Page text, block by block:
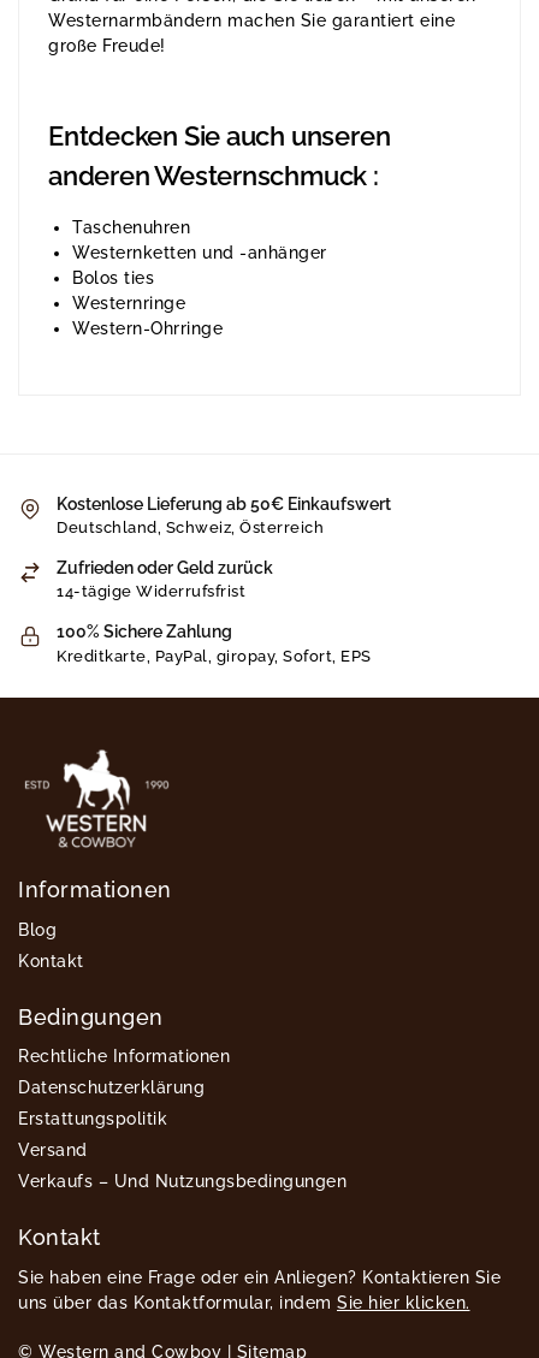
Westernarmbändern machen Sie garantiert eine
große Freude!
Entdecken Sie auch unseren
anderen Westernschmuck :
Taschenuhren
Westernketten und -anhänger
Bolos ties
Westernringe
Western-Ohrringe
Kostenlose Lieferung ab 50€ Einkaufswert
Deutschland, Schweiz, Österreich
Zufrieden oder Geld zurück
14-tägige Widerrufsfrist
100% Sichere Zahlung
Kreditkarte, PayPal, giropay, Sofort, EPS
Informationen
Blog
Kontakt
Bedingungen
Rechtliche Informationen
Datenschutzerklärung
Erstattungspolitik
Versand
Verkaufs – Und Nutzungsbedingungen
Kontakt
Sie haben eine Frage oder ein Anliegen? Kontaktieren Sie
uns über das Kontaktformular, indem Sie hier klicken.
© Western and Cowboy | Sitemap